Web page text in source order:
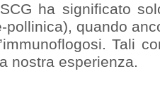
ha significato
pollinica), quando
Tali
nostra esperienza.